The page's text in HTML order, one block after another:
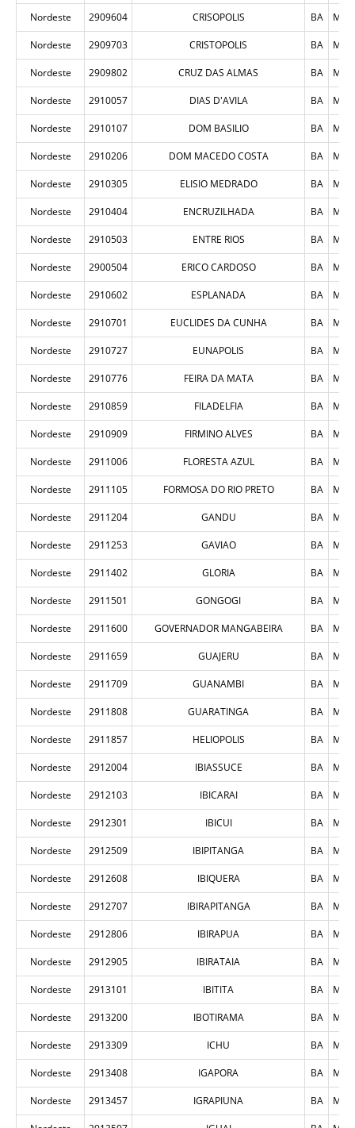
Nordeste 2909604 CRISOPOLIS BA
Nordeste 2909703 CRISTOPOLIS BA
Nordeste 2909802 CRUZ DAS ALMAS BA
Nordeste 2910057 DIAS D'AVILA BA
Nordeste 2910107 DOM BASILIO BA
Nordeste 2910206 DOM MACEDO COSTA BA
Nordeste 2910305 ELISIO MEDRADO BA
Nordeste 2910404 ENCRUZILHADA BA
Nordeste 2910503 ENTRE RIOS BA
Nordeste 2900504 ERICO CARDOSO BA
Nordeste 2910602 ESPLANADA BA
Nordeste 2910701 EUCLIDES DA CUNHA BA
Nordeste 2910727 EUNAPOLIS BA
Nordeste 2910776 FEIRA DA MATA BA
Nordeste 2910859 FILADELFIA BA
Nordeste 2910909 FIRMINO ALVES BA
Nordeste 2911006 FLORESTA AZUL BA
Nordeste 2911105 FORMOSA DO RIO PRETO BA
Nordeste 2911204 GANDU BA
Nordeste 2911253 GAVIAO BA
Nordeste 2911402 GLORIA BA
Nordeste 2911501 GONGOGI BA
Nordeste 2911600 GOVERNADOR MANGABEIRA BA
Nordeste 2911659 GUAJERU BA
Nordeste 2911709 GUANAMBI BA
Nordeste 2911808 GUARATINGA BA
Nordeste 2911857 HELIOPOLIS BA
Nordeste 2912004 IBIASSUCE BA
Nordeste 2912103 IBICARAI BA
Nordeste 2912301 IBICUI BA
Nordeste 2912509 IBIPITANGA BA
Nordeste 2912608 IBIQUERA BA
Nordeste 2912707 IBIRAPITANGA BA
Nordeste 2912806 IBIRAPUA BA
Nordeste 2912905 IBIRATAIA BA
Nordeste 2913101 IBITITA BA
Nordeste 2913200 IBOTIRAMA BA
Nordeste 2913309 ICHU BA
Nordeste 2913408 IGAPORA BA
Nordeste 2913457 IGRAPIUNA BA